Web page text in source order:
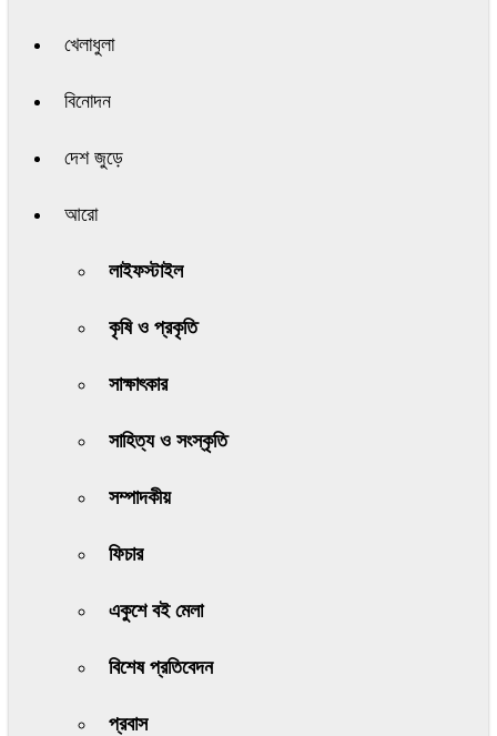
খেলাধুলা
বিনোদন
দেশ জুড়ে
আরো
লাইফস্টাইল
কৃষি ও প্রকৃতি
সাক্ষাৎকার
সাহিত্য ও সংস্কৃতি
সম্পাদকীয়
ফিচার
একুশে বই মেলা
বিশেষ প্রতিবেদন
প্রবাস